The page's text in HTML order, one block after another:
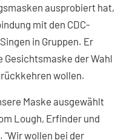
ausprobiert hat,
mit den CDC-
in Gruppen. Er
der Wahl
wollen.
Maske ausgewählt
Lough, Erfinder und
wollen bei der